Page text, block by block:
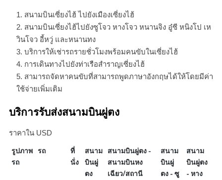
สนามบินเซี่ยงไฮ้ ไปยังเมืองเซี่ยงไฮ้
สนามบินเซี่ยงไฮ้ไปยังซูโจว หางโจว หนานจิง อู๋ซี หนิงโป เห
วินโจว อี้หวู่ และหนานทง
บริการให้เช่ารถรายชั่วโมงพร้อมคนขับในเซี่ยงไฮ้
การเดินทางไปยังท่าเรือสำราญเซี่ยงไฮ้
สามารถจัดหาคนขับที่สามารถพูดภาษาอังกฤษได้ให้โดยมีค่า
ใช้จ่ายเพิ่มเติม
บริการรับส่งสนามบินผู่ตง
ราคาใน USD
รูปภาพ
รถ
รถ
ที่
นั่ง
สนาม
บินผู่
ตง
สนามบินผู่ตง -
สนามบินหง
เฉียว/สถานี
สนาม
บินผู่
ตง - ซู
สนาม
บินผู่ตง
- หาง